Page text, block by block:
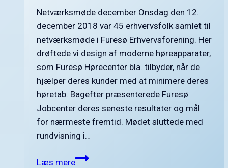
Netværksmøde december Onsdag den 12.
december 2018 var 45 erhvervsfolk samlet til
netværksmøde i Furesø Erhvervsforening. Her
drøftede vi design af moderne høreapparater,
som Furesø Hørecenter bla. tilbyder, når de
hjælper deres kunder med at minimere deres
høretab. Bagefter præsenterede Furesø
Jobcenter deres seneste resultater og mål
for nærmeste fremtid. Mødet sluttede med
rundvisning i…
Læs mereFUEFs